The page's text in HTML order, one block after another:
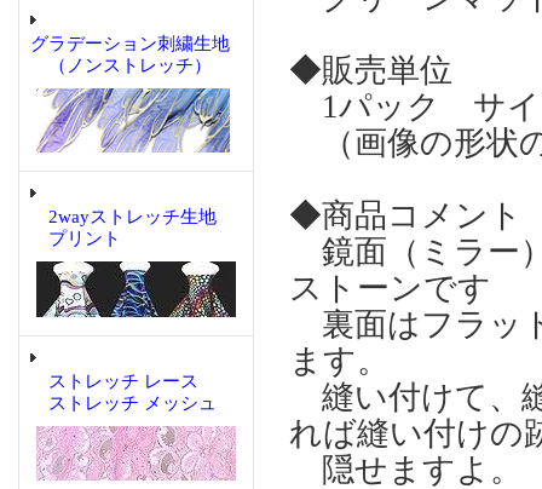
グラデーション刺繍生地
（ノンストレッチ）
2wayストレッチ生地
プリント
ストレッチ レース
ストレッチ メッシュ
◆販売単位
1パック サイ
（画像の形状
◆商品コメント
鏡面（ミラー
ストーンです
裏面はフラッ
ます。
縫い付けて、
れば縫い付けの
隠せますよ。